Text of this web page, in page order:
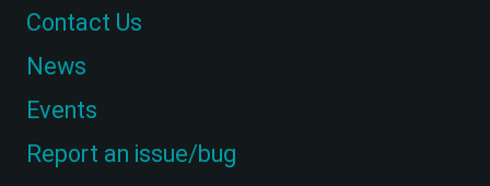
Contact Us
News
Events
Report an issue/bug